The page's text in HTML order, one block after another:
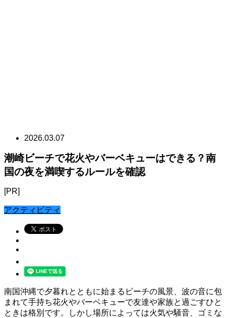
2026.03.07
潮崎ビーチで花火やバーベキューはできる？南
国の夜を満喫するルールを確認
[PR]
アクティビティ
南国沖縄で夕暮れとともに始まるビーチの風景、波の音に包
まれて手持ち花火やバーベキューで友達や家族と過ごすひと
ときは格別です。しかし場所によっては火気や騒音、ゴミな